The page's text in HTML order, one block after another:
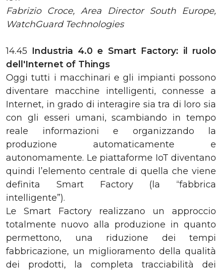
Fabrizio Croce, Area Director South Europe,
WatchGuard Technologies
14.45 Industria 4.0 e Smart Factory: il ruolo
dell'Internet of Things
Oggi tutti i macchinari e gli impianti possono
diventare macchine intelligenti, connesse a
Internet, in grado di interagire sia tra di loro sia
con gli esseri umani, scambiando in tempo
reale informazioni e organizzando la
produzione automaticamente e
autonomamente. Le piattaforme IoT diventano
quindi l’elemento centrale di quella che viene
definita Smart Factory (la “fabbrica
intelligente”).
Le Smart Factory realizzano un approccio
totalmente nuovo alla produzione in quanto
permettono, una riduzione dei tempi
fabbricazione, un miglioramento della qualità
dei prodotti, la completa tracciabilità dei